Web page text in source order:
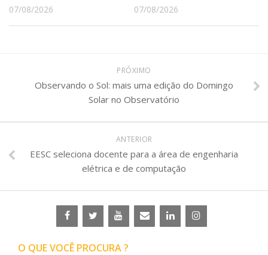
07/08/2026 07/08/2026
PRÓXIMO
Observando o Sol: mais uma edição do Domingo
Solar no Observatório
ANTERIOR
EESC seleciona docente para a área de engenharia
elétrica e de computação
O QUE VOCÊ PROCURA ?